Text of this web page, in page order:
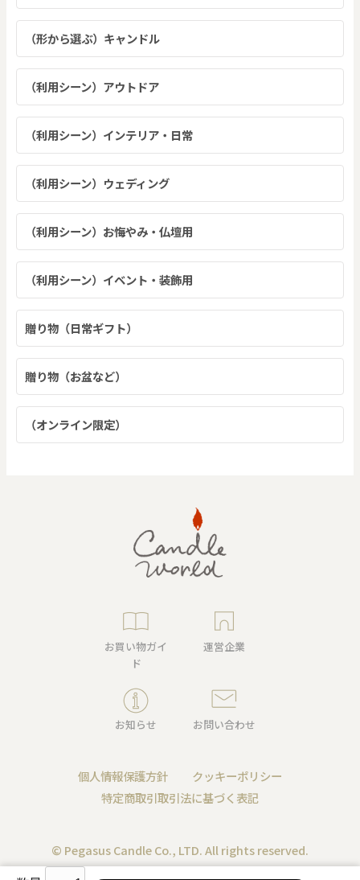
（形から選ぶ）キャンドル
（利用シーン）アウトドア
（利用シーン）インテリア・日常
（利用シーン）ウェディング
（利用シーン）お悔やみ・仏壇用
（利用シーン）イベント・装飾用
贈り物（日常ギフト）
贈り物（お盆など）
（オンライン限定）
お買い物ガイ
ド
運営企業
お知らせ お問い合わせ
個人情報保護方針
クッキーポリシー
特定商取引取引法に基づく表記
© Pegasus Candle Co., LTD. All rights reserved.